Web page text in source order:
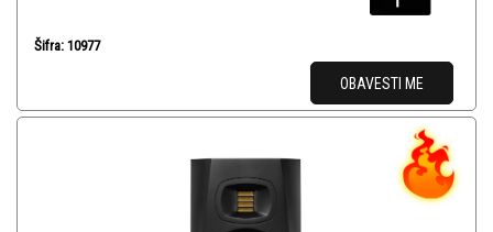
Šifra: 10977
OBAVESTI ME